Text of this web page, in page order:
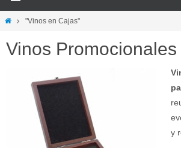
"Vinos en Cajas"
Vinos Promocionales
y